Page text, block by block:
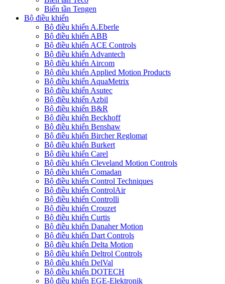
Biến tần Tengen
Bộ điều khiển
Bộ điều khiển A.Eberle
Bộ điều khiển ABB
Bộ điều khiển ACE Controls
Bộ điều khiển Advantech
Bộ điều khiển Aircom
Bộ điều khiển Applied Motion Products
Bộ điều khiển AquaMetrix
Bộ điều khiển Asutec
Bộ điều khiển Azbil
Bộ điều khiển B&R
Bộ điều khiển Beckhoff
Bộ điều khiển Benshaw
Bộ điều khiển Bircher Reglomat
Bộ điều khiển Burkert
Bộ điều khiển Carel
Bộ điều khiển Cleveland Motion Controls
Bộ điều khiển Comadan
Bộ điều khiển Control Techniques
Bộ điều khiển ControlAir
Bộ điều khiển Controlli
Bộ điều khiển Crouzet
Bộ điều khiển Curtis
Bộ điều khiển Danaher Motion
Bộ điều khiển Dart Controls
Bộ điều khiển Delta Motion
Bộ điều khiển Deltrol Controls
Bộ điều khiển DelVal
Bộ điều khiển DOTECH
Bộ điều khiển EGE-Elektronik